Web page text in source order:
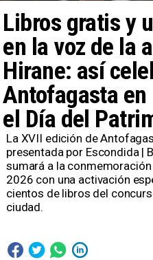
Libros gratis y
en la voz de la
Hirane: así
Antofagasta
el Día del
​La XVII edición de
presentada por Escondida |
sumará a la
2026 con una activación
cientos de libros del
ciudad.